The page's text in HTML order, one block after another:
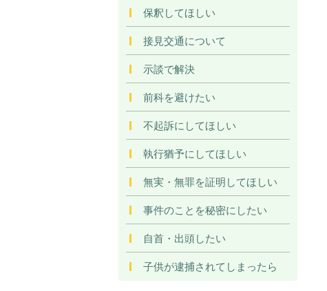
保釈してほしい
接見交通について
示談で解決
前科を避けたい
不起訴にしてほしい
執行猶予にしてほしい
無実・無罪を証明してほしい
事件のことを秘密にしたい
自首・出頭したい
子供が逮捕されてしまったら